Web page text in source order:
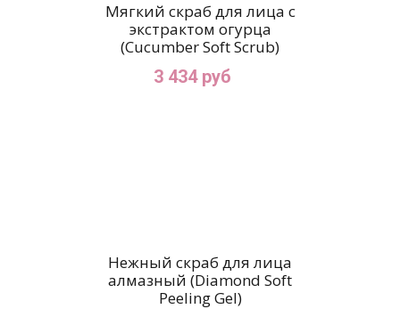
Мягкий скраб для лица с
экстрактом огурца
(Cucumber Soft Scrub)
3 434 руб
Нежный скраб для лица
алмазный (Diamond Soft
Peeling Gel)